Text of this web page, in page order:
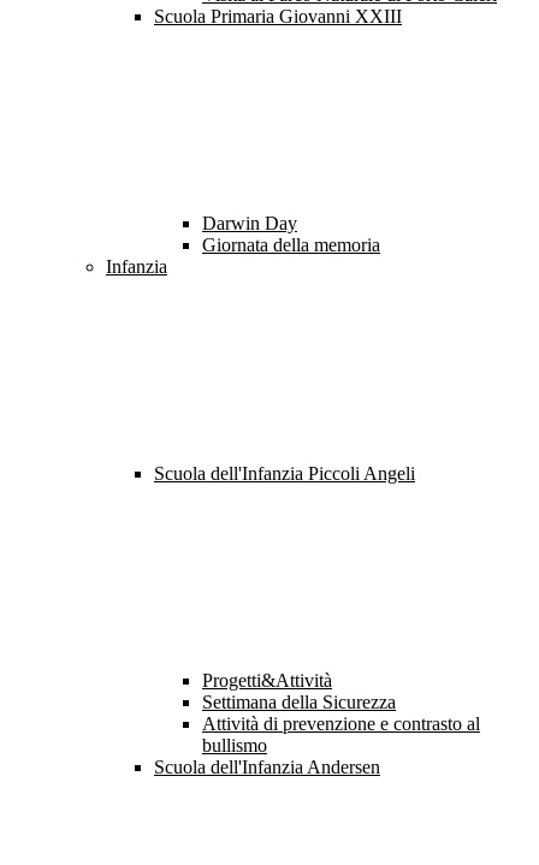
Scuola Primaria Giovanni XXIII
Darwin Day
Giornata della memoria
Infanzia
Scuola dell'Infanzia Piccoli Angeli
Progetti&Attività
Settimana della Sicurezza
Attività di prevenzione e contrasto al
bullismo
Scuola dell'Infanzia Andersen